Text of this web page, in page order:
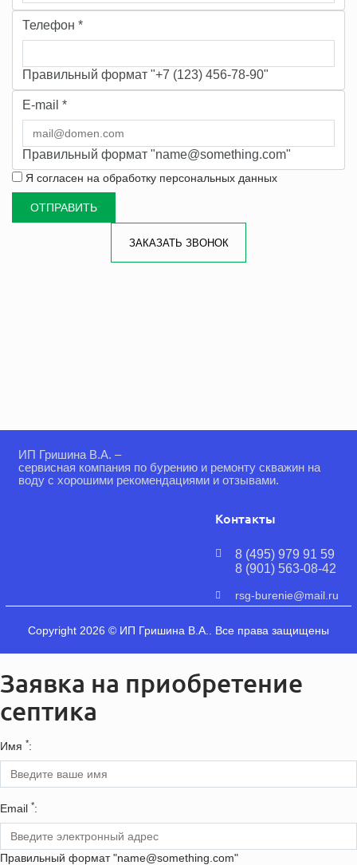
Телефон *
Правильный формат "+7 (123) 456-78-90"
E-mail *
Правильный формат "name@something.com"
Я согласен на обработку персональных данных
ЗАКАЗАТЬ ЗВОНОК
ИП Гришина В.А. –
сервисная компания по бурению и ремонту скважин на
воду с хорошими рекомендациями и отзывами.
Контакты
8 (495) 979 91 59
8 (901) 563-08-42
rsg-burenie@mail.ru
Copyright 2026 © ИП Гришина В.А.. Все права защищены
Заявка на приобретение
септика
Имя *:
Email *:
Правильный формат "name@something.com"